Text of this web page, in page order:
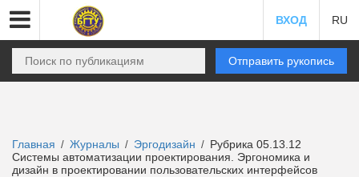
ВХОД RU
Отправить рукопись
Главная / Журналы / Эргодизайн / Рубрика 05.13.12
Системы автоматизации проектирования. Эргономика и
дизайн в проектировании пользовательских интерфейсов